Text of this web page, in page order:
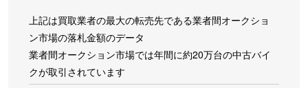
上記は買取業者の最大の転売先である業者間オークショ
ン市場の落札金額のデータ
業者間オークション市場では年間に約20万台の中古バイ
クが取引されています